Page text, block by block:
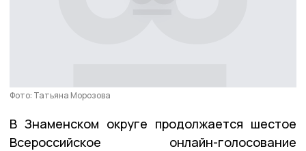
Фото: Татьяна Морозова
В Знаменском округе продолжается шестое
Всероссийское онлайн-голосование